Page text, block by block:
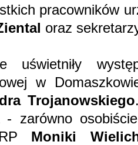
pracowników
oraz
uświetniły
w
Trojanowskiego
- zarówno
Moniki